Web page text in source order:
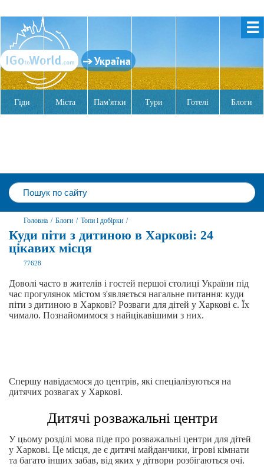
☰
Україна
Гіди Міста Пам'ятки Тури Готелі Блоги
Головна / Блоги / Топи і добірки /
Куди піти з дитиною в Харкові: 24
цікавих місця
77628
Доволі часто в жителів і гостей першої столиці України під
час прогулянок містом з'являється нагальне питання: куди
піти з дитиною в Харкові? Розваги для дітей у Харкові є. Їх
чимало. Познайомимося з найцікавішими з них.
Спершу навідаємося до центрів, які спеціалізуються на
дитячих розвагах у Харкові.
Дитячі розважальні центри
У цьому розділі мова піде про розважальні центри для дітей
у Харкові. Це місця, де є дитячі майданчики, ігрові кімнати
та багато інших забав, від яких у дітвори розбігаються очі.